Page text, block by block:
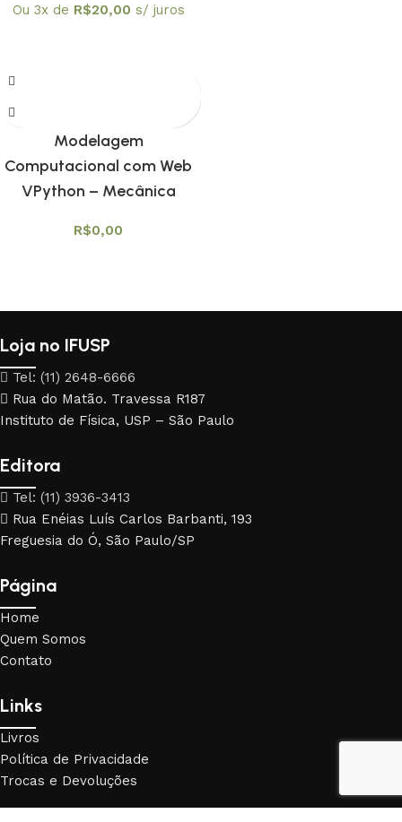
Ou 3x de R$20,00 s/ juros
Modelagem
Computacional com Web
VPython – Mecânica
R$0,00
Loja no IFUSP
Tel: (11) 2648-6666
Rua do Matão. Travessa R187
Instituto de Física, USP – São Paulo
Editora
Tel: (11) 3936-3413
Rua Enéias Luís Carlos Barbanti, 193
Freguesia do Ó, São Paulo/SP
Página
Home
Quem Somos
Contato
Links
Livros
Política de Privacidade
Trocas e Devoluções